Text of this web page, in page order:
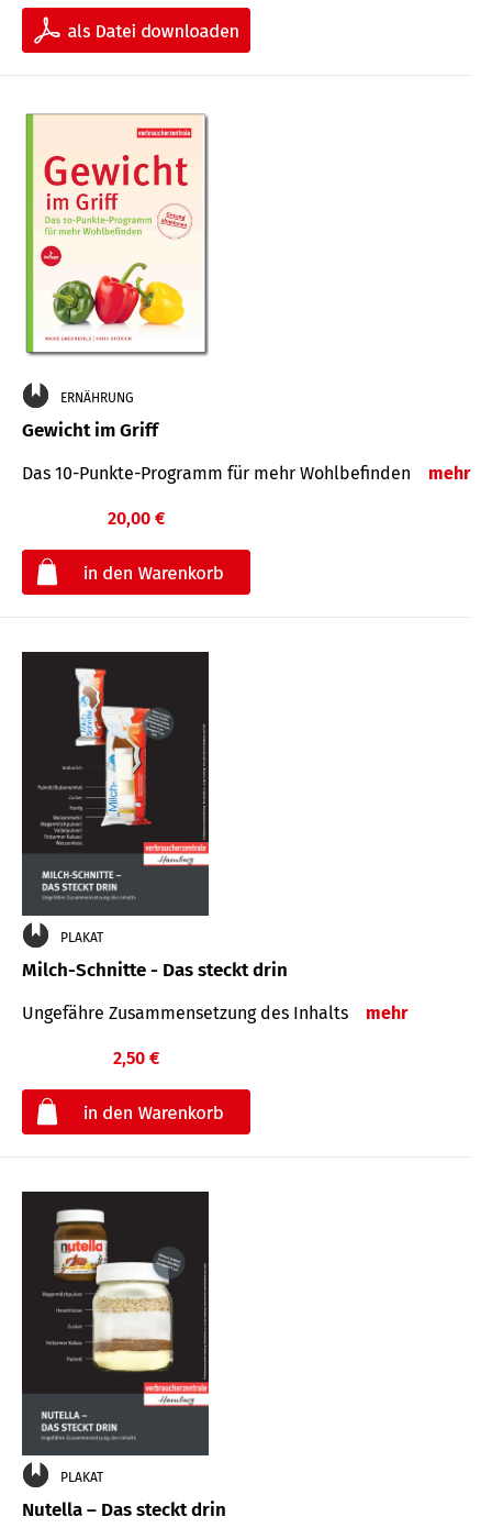
ERNÄHRUNG
Gewicht im Griff
Das 10-Punkte-Programm für mehr Wohlbefinden mehr
20,00 €
PLAKAT
Milch-Schnitte - Das steckt drin
Ungefähre Zu­sammen­setzung des Inhalts mehr
2,50 €
PLAKAT
Nutella – Das steckt drin